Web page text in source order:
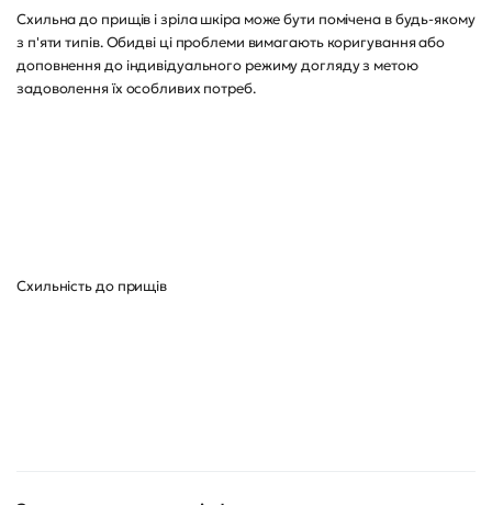
Схильна до прищів і зріла шкіра може бути помічена в будь-якому
з п'яти типів. Обидві ці проблеми вимагають коригування або
доповнення до індивідуального режиму догляду з метою
задоволення їх особливих потреб.
Схильність до прищів